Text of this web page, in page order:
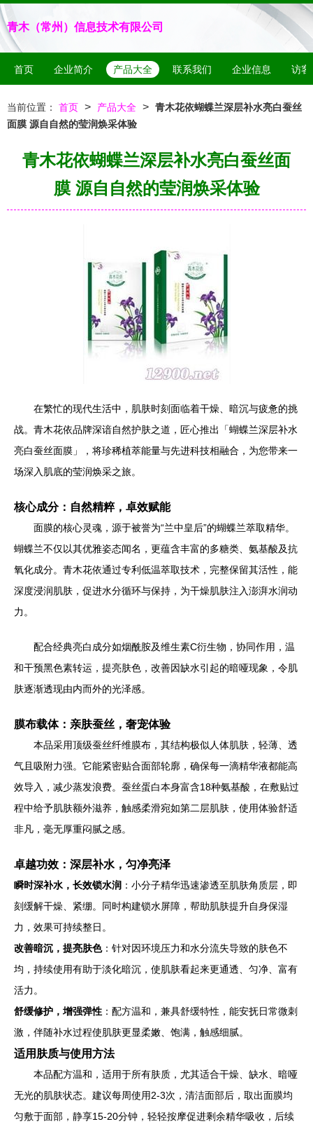
青木（常州）信息技术有限公司
首页 企业简介 产品大全 联系我们 企业信息 访客
当前位置： 首页 > 产品大全 > 青木花依蝴蝶兰深层补水亮白蚕丝
面膜 源自自然的莹润焕采体验
青木花依蝴蝶兰深层补水亮白蚕丝面
膜 源自自然的莹润焕采体验
在繁忙的现代生活中，肌肤时刻面临着干燥、暗沉与疲惫的挑
战。青木花依品牌深谙自然护肤之道，匠心推出「蝴蝶兰深层补水
亮白蚕丝面膜」，将珍稀植萃能量与先进科技相融合，为您带来一
场深入肌底的莹润焕采之旅。
核心成分：自然精粹，卓效赋能
面膜的核心灵魂，源于被誉为“兰中皇后”的蝴蝶兰萃取精华。
蝴蝶兰不仅以其优雅姿态闻名，更蕴含丰富的多糖类、氨基酸及抗
氧化成分。青木花依通过专利低温萃取技术，完整保留其活性，能
深度浸润肌肤，促进水分循环与保持，为干燥肌肤注入澎湃水润动
力。
配合经典亮白成分如烟酰胺及维生素C衍生物，协同作用，温
和干预黑色素转运，提亮肤色，改善因缺水引起的暗哑现象，令肌
肤逐渐透现由内而外的光泽感。
膜布载体：亲肤蚕丝，奢宠体验
本品采用顶级蚕丝纤维膜布，其结构极似人体肌肤，轻薄、透
气且吸附力强。它能紧密贴合面部轮廓，确保每一滴精华液都能高
效导入，减少蒸发浪费。蚕丝蛋白本身富含18种氨基酸，在敷贴过
程中给予肌肤额外滋养，触感柔滑宛如第二层肌肤，使用体验舒适
非凡，毫无厚重闷腻之感。
卓越功效：深层补水，匀净亮泽
瞬时深补水，长效锁水润 ：小分子精华迅速渗透至肌肤角质层，即
刻缓解干燥、紧绷。同时构建锁水屏障，帮助肌肤提升自身保湿
力，效果可持续整日。
改善暗沉，提亮肤色：针对因环境压力和水分流失导致的肤色不
均，持续使用有助于淡化暗沉，使肌肤看起来更通透、匀净、富有
活力。
舒缓修护，增强弹性 ：配方温和，兼具舒缓特性，能安抚日常微刺
激，伴随补水过程使肌肤更显柔嫩、饱满，触感细腻。
适用肤质与使用方法
本品配方温和，适用于所有肤质，尤其适合干燥、缺水、暗哑
无光的肌肤状态。建议每周使用2-3次，清洁面部后，取出面膜均
匀敷于面部，静享15-20分钟，轻轻按摩促进剩余精华吸收，后续